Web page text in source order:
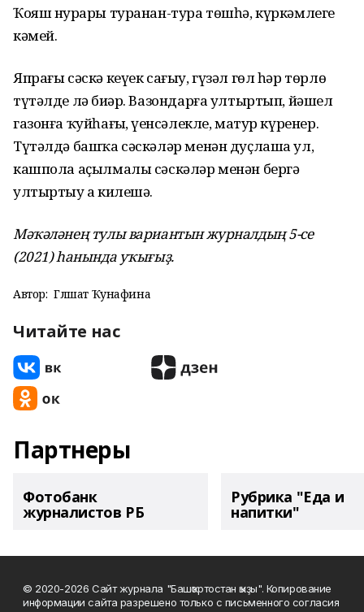
Ҡояш нурҙары туранан-тура төшһә, күркәмлеге
кәмей.
Япрағы сәскә кеүек сағыу, гүзәл гөл һәр төрлө
түтәлде лә биҙәр. Вазондарға ултыртып, йәшел
газонға ҡуйһағыҙ, үҙенсә­лекле, матур күренер.
Түтәлдә башҡа сәскәләр менән дуҫлаша ул,
кашпола аҫылмалы сәскәләр менән бергә
ултыртыу ҙа килешә.
Мәҡәләнең тулы вариантын журналдың 5-се
(2021) һанында уҡығыҙ.
Автор: Гөлшат Ҡунафина
Читайте нас
Партнеры
Фотобанк
журналистов РБ
Рубрика "Еда и
напитки"
© 2020-2026 Сайт журнала "Башҡортостан ҡыҙы". Копирование
информации сайта разрешено только с письменного согласия